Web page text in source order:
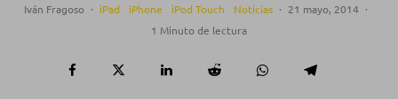
Iván Fragoso · iPad iPhone iPod Touch Noticias · 21 mayo, 2014 ·
1 Minuto de lectura